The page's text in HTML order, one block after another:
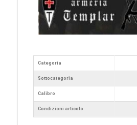
Categoria
Sottocategoria
Calibro
Condizioni articolo